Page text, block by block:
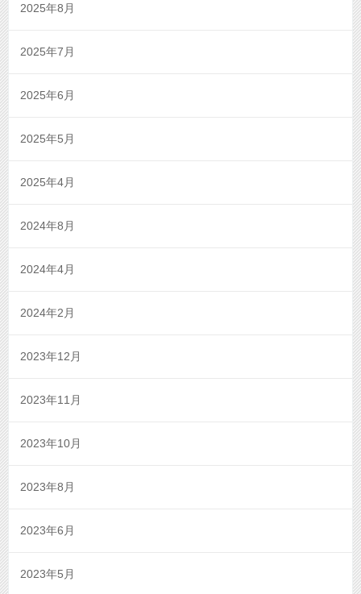
2025年8月
2025年7月
2025年6月
2025年5月
2025年4月
2024年8月
2024年4月
2024年2月
2023年12月
2023年11月
2023年10月
2023年8月
2023年6月
2023年5月